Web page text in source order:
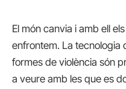
El món canvia i amb ell
enfrontem. La tecnologia
formes de violència són
a veure amb les que es